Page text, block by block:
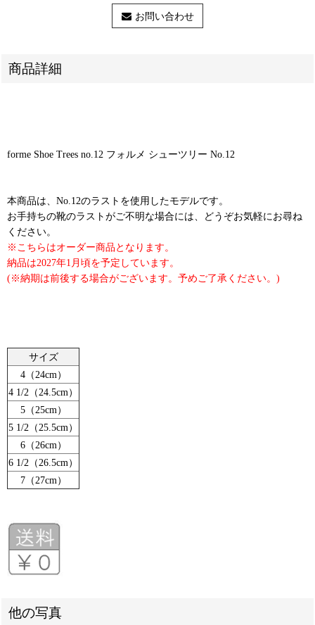
お問い合わせ
商品詳細
forme Shoe Trees no.12 フォルメ シューツリー No.12
本商品は、No.12のラストを使用したモデルです。
お手持ちの靴のラストがご不明な場合には、どうぞお気軽にお尋ね
ください。
※こちらはオーダー商品となります。
納品は2027年1月頃を予定しています。
(※納期は前後する場合がございます。予めご了承ください。)
サイズ
4（24cm）
4 1/2（24.5cm）
5（25cm）
5 1/2（25.5cm）
6（26cm）
6 1/2（26.5cm）
7（27cm）
他の写真